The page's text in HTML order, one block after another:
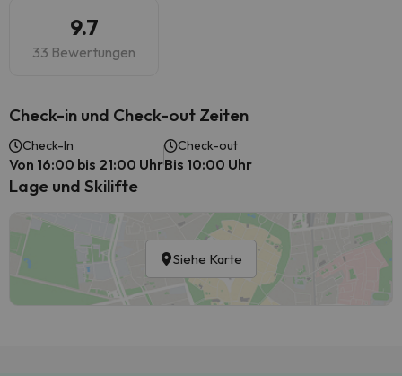
9.7
33 Bewertungen
Check-in und Check-out Zeiten
Check-In
Von 16:00 bis 21:00 Uhr
Check-out
Bis 10:00 Uhr
Lage und Skilifte
Siehe Karte